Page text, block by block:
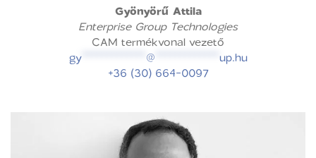
Gyönyörű Attila
Enterprise Group Technologies
CAM termékvonal vezető
gy************* @ up.hu
+36 (30) 664-0097